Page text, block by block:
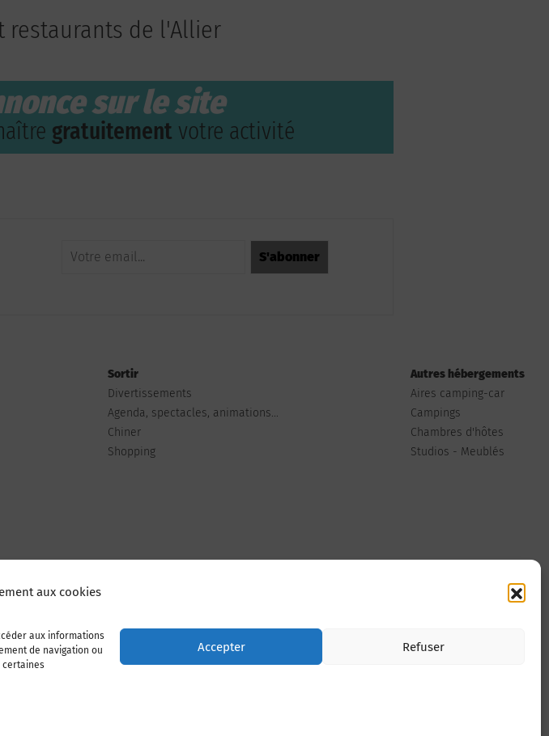
aux cookies
aux informations
de navigation ou
certaines
Accepter Refuser
restaurants de l'Allier
sur le site
gratuitement votre activité
Sortir
Divertissements
Agenda, spectacles, animations...
Chiner
Shopping
Autres hébergements
Aires camping-car
Campings
Chambres d'hôtes
Studios - Meublés
Adhérer à l’association Nous contacter